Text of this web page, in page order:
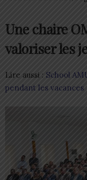
Une chaire
valoriser les
Lire aussi : School
pendant les vacances